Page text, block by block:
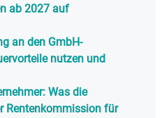
ab 2027 auf
an den GmbH-
nutzen und
Was die
Rentenkommission für